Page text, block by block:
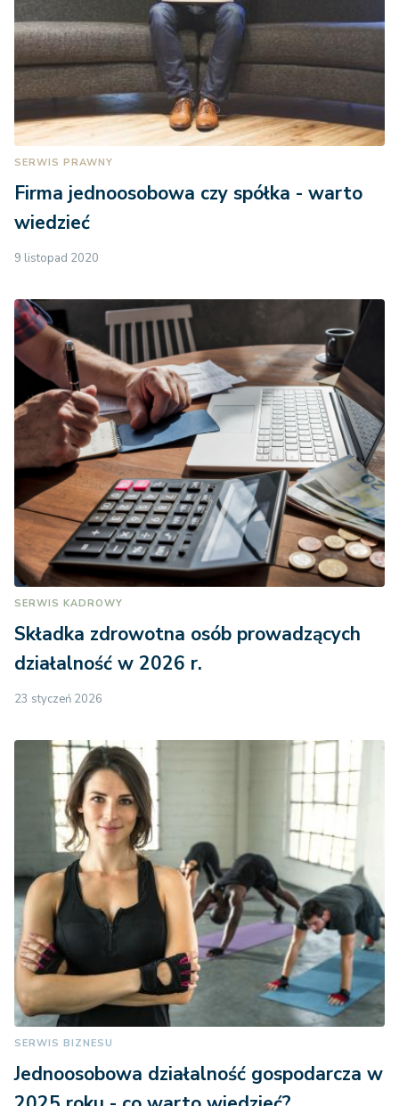
SERWIS PRAWNY
Firma jednoosobowa czy spółka - warto
wiedzieć
9 listopad 2020
SERWIS KADROWY
Składka zdrowotna osób prowadzących
działalność w 2026 r.
23 styczeń 2026
SERWIS BIZNESU
Jednoosobowa działalność gospodarcza w